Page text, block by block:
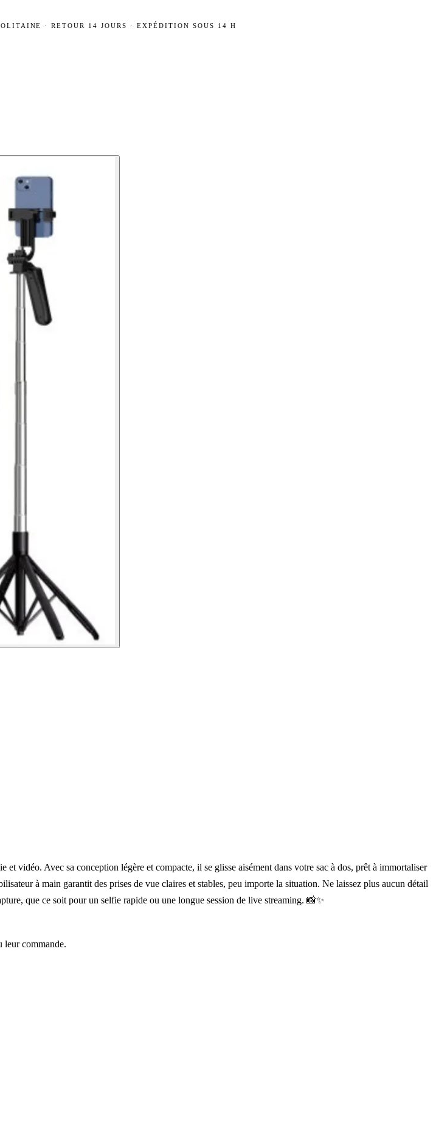
· RETOUR 14 JOURS · EXPÉDITION SOUS 14 H
vidéo. Avec sa conception légère et compacte, il se glisse aisément dans votre sac à dos, prêt à immortaliser
à main garantit des prises de vue claires et stables, peu importe la situation. Ne laissez plus aucun détail
que ce soit pour un selfie rapide ou une longue session de live streaming. 📸✨
leur commande.